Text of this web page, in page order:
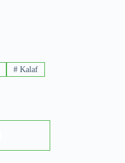
#Kalaf